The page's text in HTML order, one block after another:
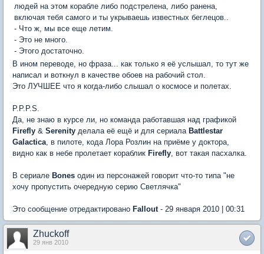
людей на этом корабле либо подстрелена, либо ранена,
включая тебя самого и ты укрываешь известных беглецов..
- Что ж, мы все еще летим.
- Это не много.
- Этого достаточно.
В ином переводе, но фраза... как только я её услышал, то тут же
написал и воткнул в качестве обоев на рабочий стол.
Это ЛУЧШЕЕ что я когда-либо слышал о космосе и полетах.
P.P.P.S.
Да, не знаю в курсе ли, но команда работавшая над графикой
Firefly & Serenity делала её ещё и для сериала Battlestar
Galactica , в пилоте, кода Лора Розлин на приёме у доктора,
видно как в небе пролетает кораблик Firefly , вот такая пасхалка.
В сериале Bones один из персонажей говорит что-то типа "не
хочу пропустить очередную серию Светлячка"
Это сообщение отредактировано Fallout - 29 января 2010 | 00:31
Zhuckoff
29 янв 2010